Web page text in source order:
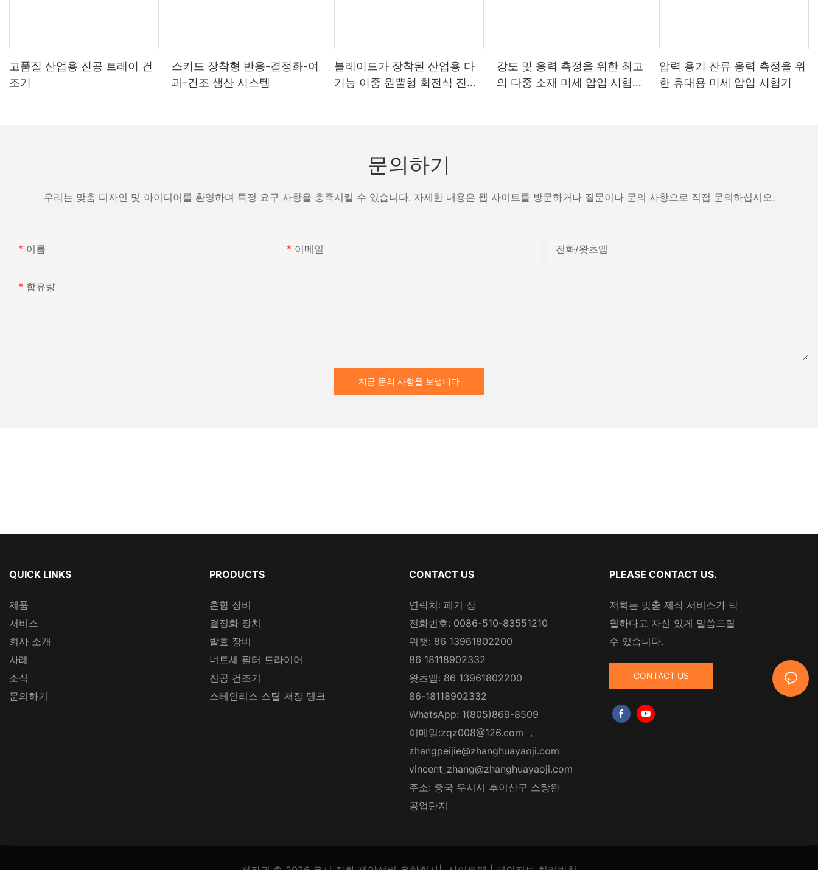
고품질 산업용 진공 트레이 건
조기
스키드 장착형 반응-결정화-여
과-건조 생산 시스템
블레이드가 장착된 산업용 다
기능 이중 원뿔형 회전식 진공
강도 및 응력 측정을 위한 최고
의 다중 소재 미세 압입 시험기
압력 용기 잔류 응력 측정을 위
한 휴대용 미세 압입 시험기
문의하기
우리는 맞춤 디자인 및 아이디어를 환영하며 특정 요구 사항을 충족시킬 수 있습니다. 자세한 내용은 웹 사이트를 방문하거나 질문이나 문의 사항으로 직접 문의하십시오.
이름 이메일 전화/왓츠앱
함유량
지금 문의 사항을 보냅니다
QUICK LINKS
제품
서비스
회사 소개
사례
소식
문의하기
PRODUCTS
혼합 장비
결정화 장치
발효 장비
너트셰 필터 드라이어
진공 건조기
스테인리스 스틸 저장 탱크
CONTACT US
연락처: 페기 장
전화번호: 0086-510-83551210
위챗: 86 13961802200
86 18118902332
왓츠앱: 86 13961802200
86-18118902332
WhatsApp: 1(805)869-8509
이메일:zqz008@126.com ，
zhangpeijie@zhanghuayaoji.com
vincent_zhang@zhanghuayaoji.com
주소: 중국 우시시 후이산구 스탕완
공업단지
PLEASE CONTACT US.
저희는 맞춤 제작 서비스가 탁
월하다고 자신 있게 말씀드릴
수 있습니다.
CONTACT US